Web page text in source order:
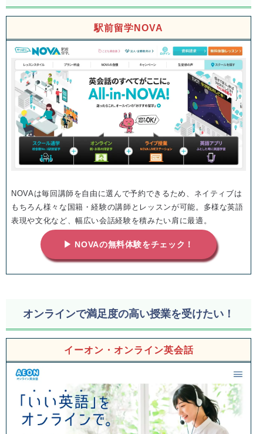
駅前留学NOVA
NOVAは毎回講師を自由に選んで予約できるため、ネイティブは
もちろん様々な国籍・経験の講師とレッスンが可能。多様な英語
表現や文化など、幅広い会話経験を積みたい肩に最適。
▶ NOVAの無料体験をチェック！
オンラインで満足度の高い授業を受けたい！
イーオン・オンライン英会話